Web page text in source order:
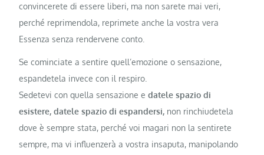
convincerete di essere liberi, ma non sarete mai veri,
perché reprimendola, reprimete anche la vostra vera
Essenza senza rendervene conto.
Se cominciate a sentire quell’emozione o sensazione,
espandetela invece con il respiro.
Sedetevi con quella sensazione edatele spazio di
esistere, datele spazio di espandersi, non rinchiudetela
dove è sempre stata, perché voi magari non la sentirete
sempre, ma vi influenzerà a vostra insaputa, manipolando